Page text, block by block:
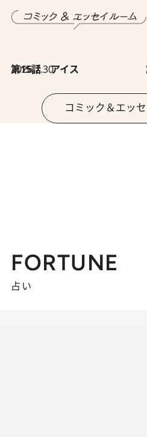
2026.7.30
第15話 アイス
コミック＆エッ
FORTUNE
占い